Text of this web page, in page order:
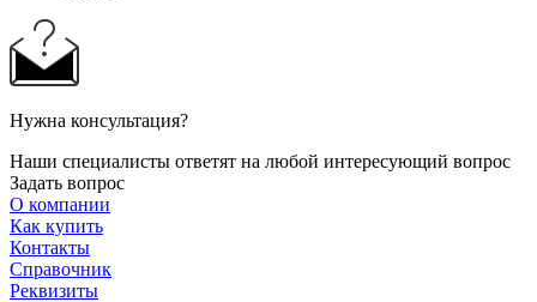
Нужна консультация?
Наши специалисты ответят на любой интересующий вопрос
Задать вопрос
О компании
Как купить
Контакты
Справочник
Реквизиты